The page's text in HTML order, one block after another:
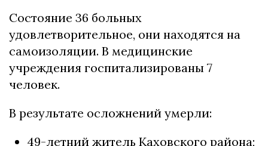
Состояние 36 больных
удовлетворительное, они находятся на
самоизоляции. В медицинские
учреждения госпитализированы 7
человек.
В результате осложнений умерли:
49-летний житель Каховского района;